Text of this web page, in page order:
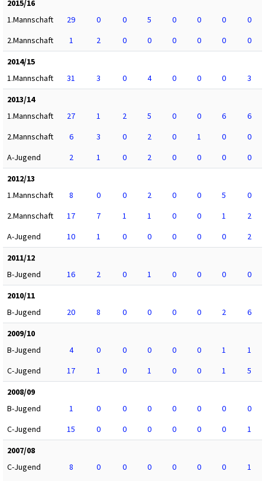
2015/16
1.Mannschaft
29 0 0 5 0 0 0
0
2.Mannschaft
1 2 0 0 0 0 0
0
2014/15
1.Mannschaft
31 3 0 4 0 0 0
3
2013/14
1.Mannschaft
27 1 2 5 0 0 6
6
2.Mannschaft
6 3 0 2 0 1 0
0
A-Jugend
2 1 0 2 0 0 0
0
2012/13
1.Mannschaft
8 0 0 2 0 0 5
0
2.Mannschaft
17 7 1 1 0 0 1
2
A-Jugend
10 1 0 0 0 0 0
2
2011/12
B-Jugend
16 2 0 1 0 0 0
0
2010/11
B-Jugend
20 8 0 0 0 0 2
6
2009/10
B-Jugend
4 0 0 0 0 0 1
1
C-Jugend
17 1 0 1 0 0 1
5
2008/09
B-Jugend
1 0 0 0 0 0 0
0
C-Jugend
15 0 0 0 0 0 0
1
2007/08
C-Jugend
8 0 0 0 0 0 0
1